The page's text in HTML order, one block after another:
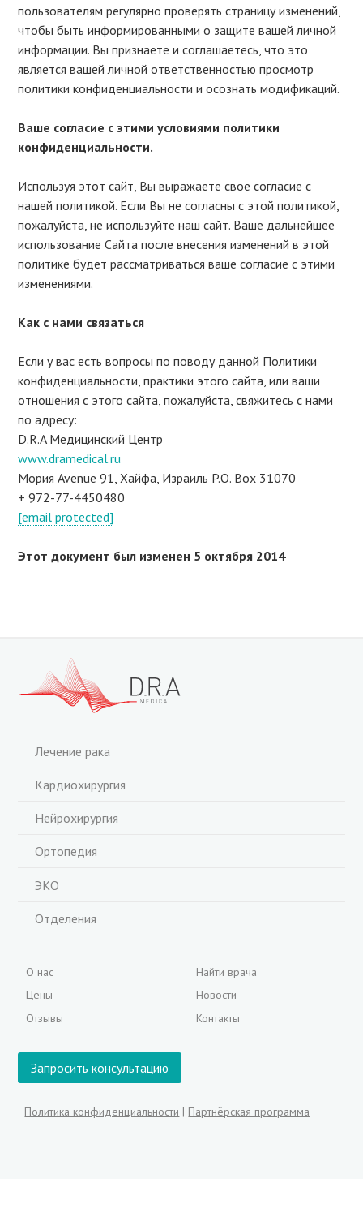
пользователям регулярно проверять страницу изменений,
чтобы быть информированными о защите вашей личной
информации. Вы признаете и соглашаетесь, что это
является вашей личной ответственностью просмотр
политики конфиденциальности и осознать модификаций.
Ваше согласие с этими условиями политики
конфиденциальности.
Используя этот сайт, Вы выражаете свое согласие с
нашей политикой. Если Вы не согласны с этой политикой,
пожалуйста, не используйте наш сайт. Ваше дальнейшее
использование Сайта после внесения изменений в этой
политике будет рассматриваться ваше согласие с этими
изменениями.
Как с нами связаться
Если у вас есть вопросы по поводу данной Политики
конфиденциальности, практики этого сайта, или ваши
отношения с этого сайта, пожалуйста, свяжитесь с нами
по адресу:
D.R.A Медицинский Центр
www.dramedical.ru
Мория Avenue 91, Хайфа, Израиль P.O. Box 31070
+ 972-77-4450480
[email protected]
Этот документ был изменен 5 октября 2014
Лечение рака
Кардиохирургия
Нейрохирургия
Ортопедия
ЭКО
Отделения
О нас
Цены
Отзывы
Найти врача
Новости
Контакты
Запросить консультацию
Политика конфиденциальности | Партнёрская программа